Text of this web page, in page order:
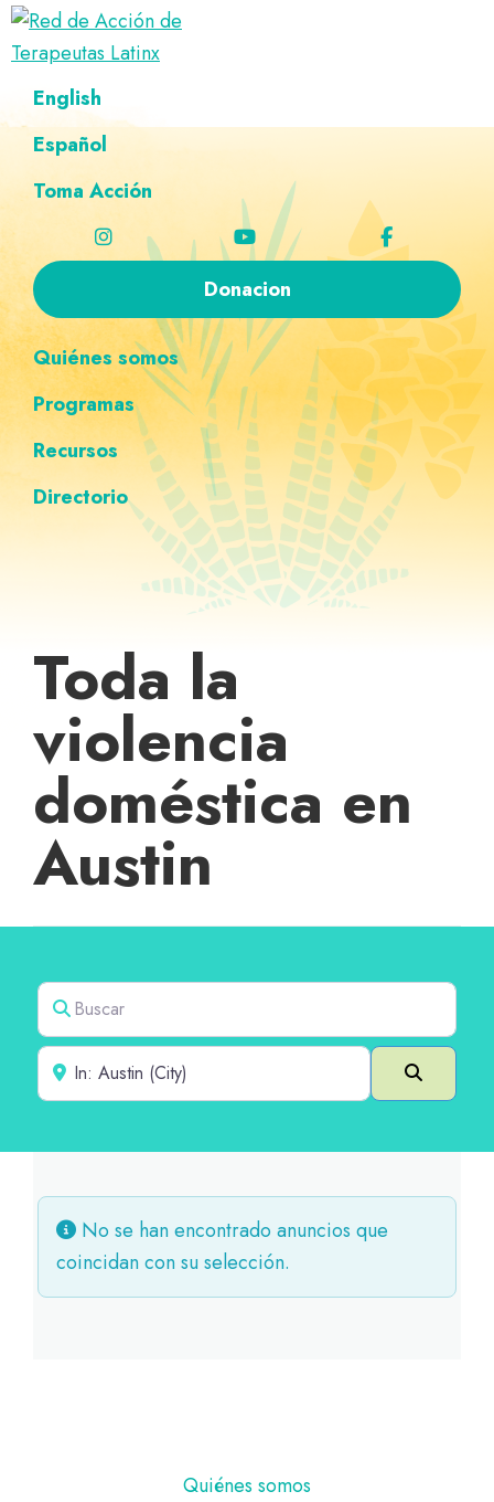
Saltar
navegación
principal
Ir
al
principal
Saltar
al
página
Saltar
navegación
personalizada
Red
de
Acción
de
Latinx
Directorio
terapeutas
Latinx
English
Español
Toma Acción
Donacion
Quiénes somos
Programas
Recursos
Directorio
Toda la
violencia
doméstica en
Austin
Buscar
Cerca de
Buscar
No se han encontrado anuncios que
coincidan con su selección.
Quiénes somos